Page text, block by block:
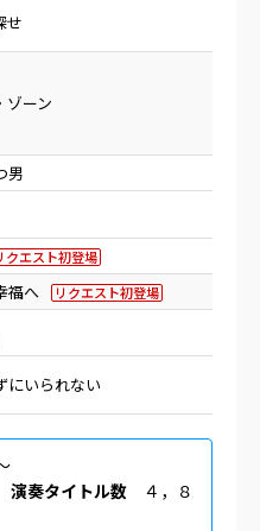
せ
ゾーン
男
クエスト初登場
福へ リクエスト初登場
にいられない
演奏タイトル数 ４，８